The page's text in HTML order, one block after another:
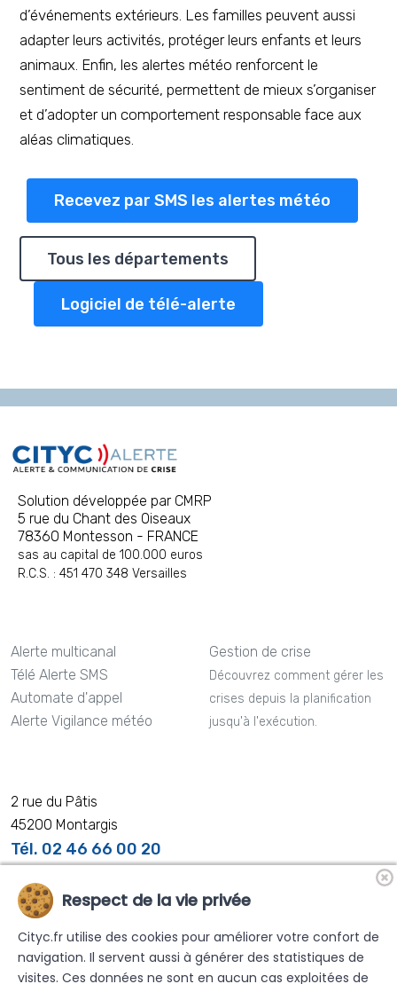
d’événements extérieurs. Les familles peuvent aussi
adapter leurs activités, protéger leurs enfants et leurs
animaux. Enfin, les alertes météo renforcent le
sentiment de sécurité, permettent de mieux s’organiser
et d’adopter un comportement responsable face aux
aléas climatiques.
Recevez par SMS les alertes météo
Tous les départements
Logiciel de télé-alerte
Solution développée par CMRP
5 rue du Chant des Oiseaux
78360 Montesson - FRANCE
sas au capital de 100.000 euros
R.C.S. : 451 470 348 Versailles
Alerte multicanal
Télé Alerte SMS
Automate d'appel
Alerte Vigilance météo
Gestion de crise
Découvrez comment gérer les
crises depuis la planification
jusqu'à l'exécution.
2 rue du Pâtis
45200 Montargis
Tél. 02 46 66 00 20
Nos distributeurs partenaires
Respect de la vie privée
Cityc.fr utilise des cookies pour améliorer votre confort de
navigation. Il servent aussi à générer des statistiques de
visites. Ces données ne sont en aucun cas exploitées de